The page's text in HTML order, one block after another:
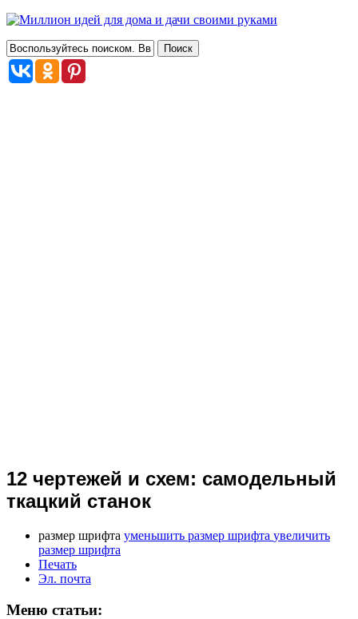
12 чертежей и схем: самодельный
ткацкий станок
размер шрифта уменьшить размер шрифта увеличить
размер шрифта
Печать
Эл. почта
Меню статьи: